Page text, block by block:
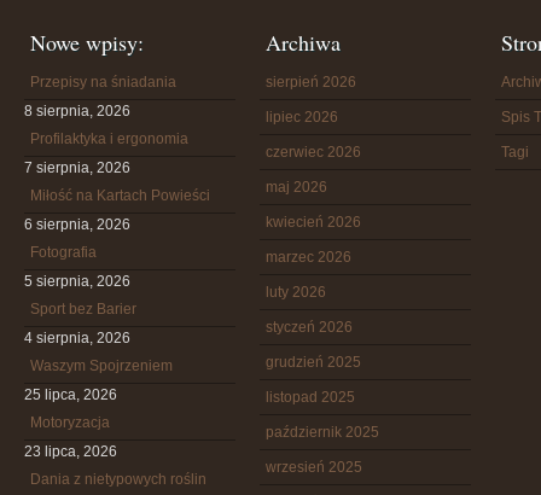
Nowe wpisy:
Przepisy na śniadania
8 sierpnia, 2026
Profilaktyka i ergonomia
7 sierpnia, 2026
Miłość na Kartach Powieści
6 sierpnia, 2026
Fotografia
5 sierpnia, 2026
Sport bez Barier
4 sierpnia, 2026
Waszym Spojrzeniem
25 lipca, 2026
Motoryzacja
23 lipca, 2026
Dania z nietypowych roślin
Archiwa
sierpień 2026
lipiec 2026
czerwiec 2026
maj 2026
kwiecień 2026
marzec 2026
luty 2026
styczeń 2026
grudzień 2025
listopad 2025
październik 2025
wrzesień 2025
Spis
Tagi